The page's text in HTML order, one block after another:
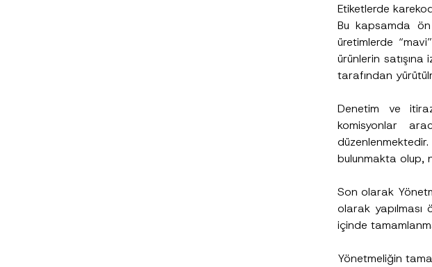
Etiketlerde
Bu kapsamda ön
üretimlerde
ürünlerin
tarafından
Denetim ve
komisyonlar
bulunmakta olup,
Son olarak
olarak
içinde
Yönetmeliğin
Bu iletişim formu aracılığıyla sağlanan kişisel
Bu iletişim formunu göndererek, aydınlatma metni